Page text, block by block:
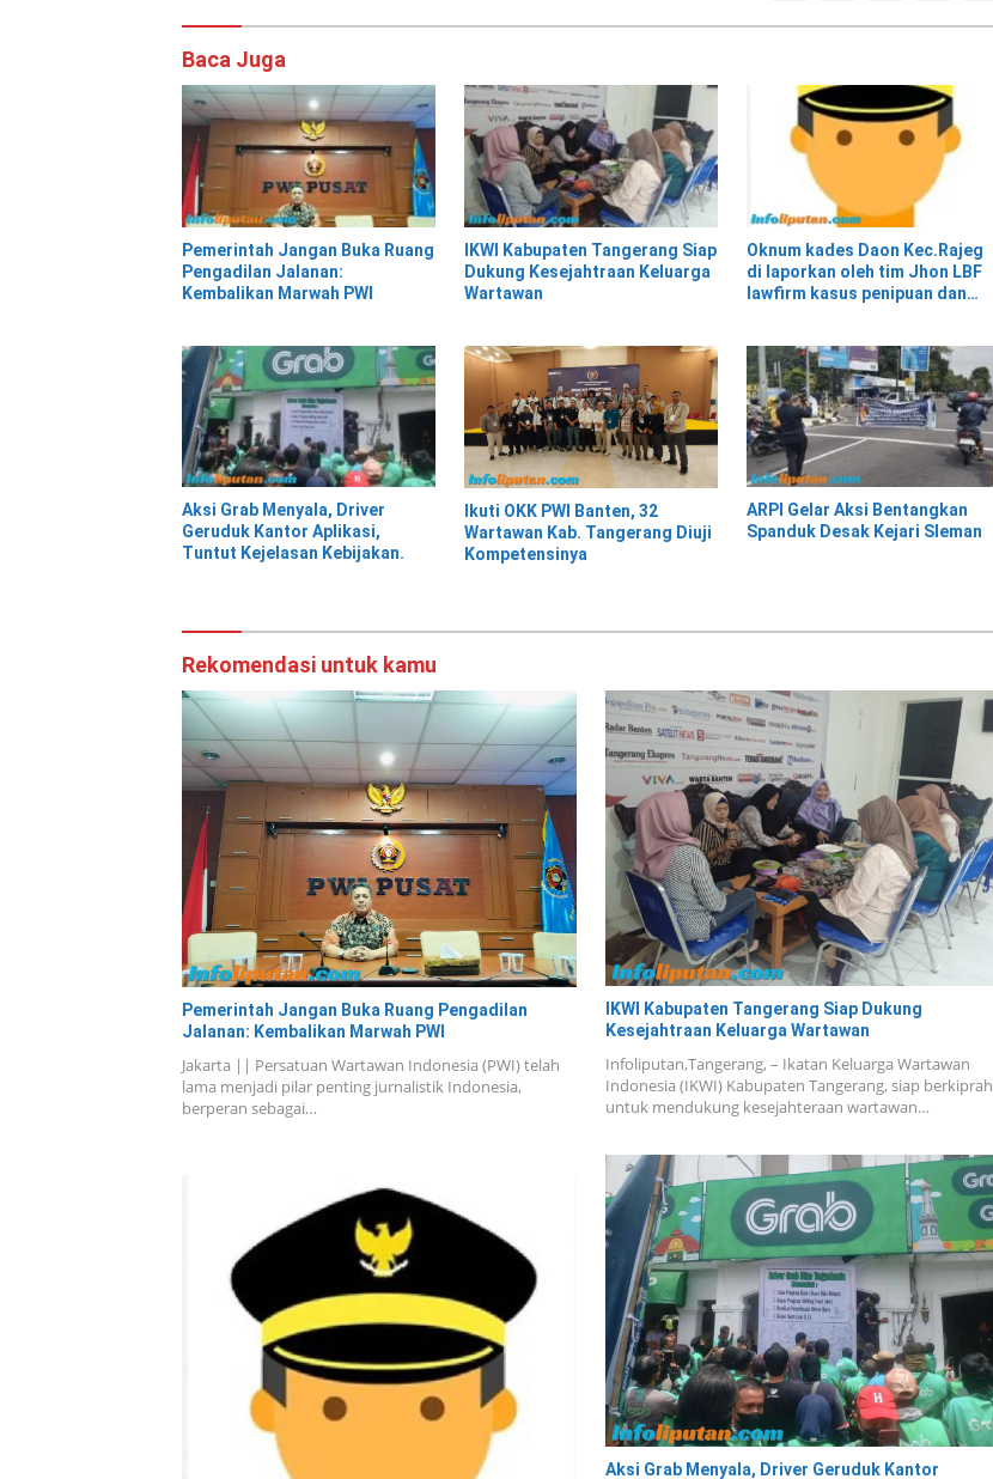
Baca Juga
Pemerintah Jangan Buka Ruang
Pengadilan Jalanan:
Kembalikan Marwah PWI
IKWI Kabupaten Tangerang Siap
Dukung Kesejahtraan Keluarga
Wartawan
Oknum kades Daon Kec.Rajeg
di laporkan oleh tim Jhon LBF
lawfirm kasus penipuan dan
Aksi Grab Menyala, Driver
Geruduk Kantor Aplikasi,
Tuntut Kejelasan Kebijakan.
Ikuti OKK PWI Banten, 32
Wartawan Kab. Tangerang Diuji
Kompetensinya
ARPI Gelar Aksi Bentangkan
Spanduk Desak Kejari Sleman
Rekomendasi untuk kamu
Pemerintah Jangan Buka Ruang Pengadilan
Jalanan: Kembalikan Marwah PWI
Jakarta || Persatuan Wartawan Indonesia (PWI) telah
lama menjadi pilar penting jurnalistik Indonesia,
berperan sebagai…
IKWI Kabupaten Tangerang Siap Dukung
Kesejahtraan Keluarga Wartawan
Infoliputan,Tangerang, – Ikatan Keluarga Wartawan
Indonesia (IKWI) Kabupaten Tangerang, siap berkiprah
untuk mendukung kesejahteraan wartawan…
Aksi Grab Menyala, Driver Geruduk Kantor